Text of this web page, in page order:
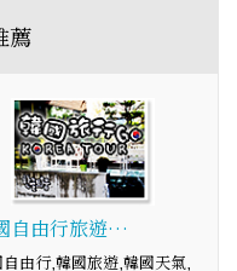
薦
自由行旅遊…
由行,韓國旅遊,韓國天氣,